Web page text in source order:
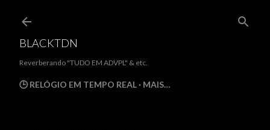
BLACKTDN
Reverberando "TUDO EM ADVPL" & etc.
🕒 RELÓGIO EM TEMPO REAL MAIS…